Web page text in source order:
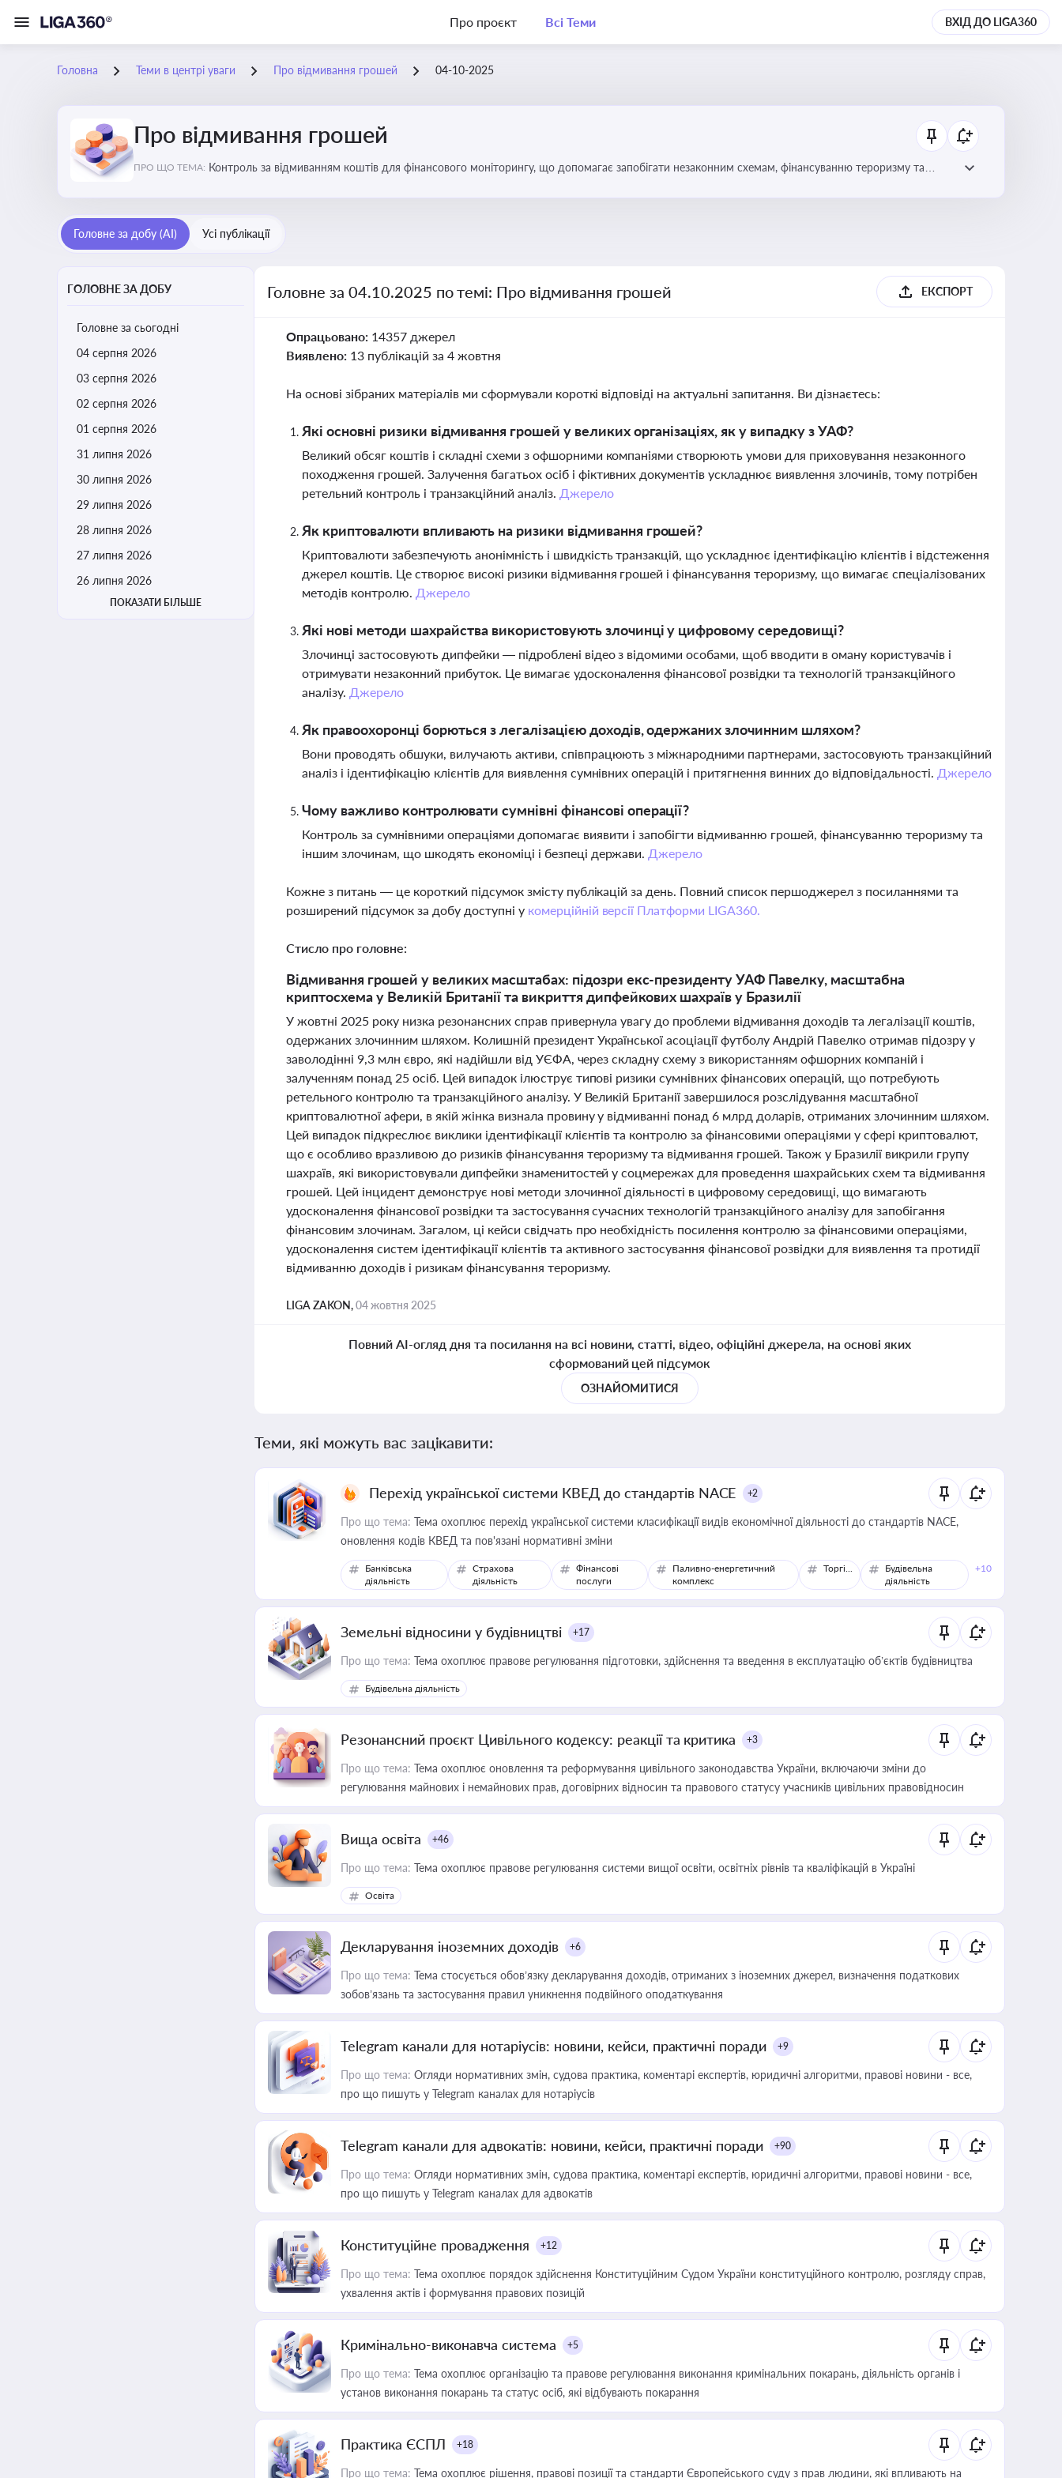
Про проєкт Всі Теми ВХІД ДО LIGA360
Головна Теми в центрі уваги Про відмивання грошей 04-10-2025
Про відмивання грошей
ПРО ЩО ТЕМА: Контроль за відмиванням коштів для фінансового моніторингу, що допомагає запобігати незаконним схемам, фінансуванню тероризму та
Головне за добу (AI) Усі публікації
ГОЛОВНЕ ЗА ДОБУ
Головне за сьогодні
04 серпня 2026
03 серпня 2026
02 серпня 2026
01 серпня 2026
31 липня 2026
30 липня 2026
29 липня 2026
28 липня 2026
27 липня 2026
26 липня 2026
ПОКАЗАТИ БІЛЬШЕ
Головне за 04.10.2025 по темі: Про відмивання грошей ЕКСПОРТ
Опрацьовано: 14357 джерел
Виявлено: 13 публікацій за 4 жовтня
На основі зібраних матеріалів ми сформували короткі відповіді на актуальні запитання. Ви дізнаєтесь:
Які основні ризики відмивання грошей у великих організаціях, як у випадку з УАФ?
Великий обсяг коштів і складні схеми з офшорними компаніями створюють умови для приховування незаконного
походження грошей. Залучення багатьох осіб і фіктивних документів ускладнює виявлення злочинів, тому потрібен
ретельний контроль і транзакційний аналіз. Джерело
Як криптовалюти впливають на ризики відмивання грошей?
Криптовалюти забезпечують анонімність і швидкість транзакцій, що ускладнює ідентифікацію клієнтів і відстеження
джерел коштів. Це створює високі ризики відмивання грошей і фінансування тероризму, що вимагає спеціалізованих
методів контролю. Джерело
Які нові методи шахрайства використовують злочинці у цифровому середовищі?
Злочинці застосовують дипфейки — підроблені відео з відомими особами, щоб вводити в оману користувачів і
отримувати незаконний прибуток. Це вимагає удосконалення фінансової розвідки та технологій транзакційного
аналізу. Джерело
Як правоохоронці борються з легалізацією доходів, одержаних злочинним шляхом?
Вони проводять обшуки, вилучають активи, співпрацюють з міжнародними партнерами, застосовують транзакційний
аналіз і ідентифікацію клієнтів для виявлення сумнівних операцій і притягнення винних до відповідальності. Джерело
Чому важливо контролювати сумнівні фінансові операції?
Контроль за сумнівними операціями допомагає виявити і запобігти відмиванню грошей, фінансуванню тероризму та
іншим злочинам, що шкодять економіці і безпеці держави. Джерело
Кожне з питань — це короткий підсумок змісту публікацій за день. Повний список першоджерел з посиланнями та
розширений підсумок за добу доступні у комерційній версії Платформи LIGA360.
Стисло про головне:
Відмивання грошей у великих масштабах: підозри екс-президенту УАФ Павелку, масштабна
криптосхема у Великій Британії та викриття дипфейкових шахраїв у Бразилії
У жовтні 2025 року низка резонансних справ привернула увагу до проблеми відмивання доходів та легалізації коштів,
одержаних злочинним шляхом. Колишній президент Української асоціації футболу Андрій Павелко отримав підозру у
заволодінні 9,3 млн євро, які надійшли від УЄФА, через складну схему з використанням офшорних компаній і
залученням понад 25 осіб. Цей випадок ілюструє типові ризики сумнівних фінансових операцій, що потребують
ретельного контролю та транзакційного аналізу. У Великій Британії завершилося розслідування масштабної
криптовалютної афери, в якій жінка визнала провину у відмиванні понад 6 млрд доларів, отриманих злочинним шляхом.
Цей випадок підкреслює виклики ідентифікації клієнтів та контролю за фінансовими операціями у сфері криптовалют,
що є особливо вразливою до ризиків фінансування тероризму та відмивання грошей. Також у Бразилії викрили групу
шахраїв, які використовували дипфейки знаменитостей у соцмережах для проведення шахрайських схем та відмивання
грошей. Цей інцидент демонструє нові методи злочинної діяльності в цифровому середовищі, що вимагають
удосконалення фінансової розвідки та застосування сучасних технологій транзакційного аналізу для запобігання
фінансовим злочинам. Загалом, ці кейси свідчать про необхідність посилення контролю за фінансовими операціями,
удосконалення систем ідентифікації клієнтів та активного застосування фінансової розвідки для виявлення та протидії
відмиванню доходів і ризикам фінансування тероризму.
LIGA ZAKON,04 жовтня 2025
Повний AI-огляд дня та посилання на всі новини, статті, відео, офіційні джерела, на основі яких
сформований цей підсумок
ОЗНАЙОМИТИСЯ
Теми, які можуть вас зацікавити:
Перехід української системи КВЕД до стандартів NACE +2
Про що тема: Тема охоплює перехід української системи класифікації видів економічної діяльності до стандартів NACE,
оновлення кодів КВЕД та пов'язані нормативні зміни
Банківська
діяльність
Страхова
діяльність
Фінансові
послуги
Паливно-енергетичний
комплекс
Торгівля
Будівельна
діяльність
+10
Земельні відносини у будівництві +17
Про що тема: Тема охоплює правове регулювання підготовки, здійснення та введення в експлуатацію об’єктів будівництва
Будівельна діяльність
Резонансний проєкт Цивільного кодексу: реакції та критика +3
Про що тема: Тема охоплює оновлення та реформування цивільного законодавства України, включаючи зміни до
регулювання майнових і немайнових прав, договірних відносин та правового статусу учасників цивільних правовідносин
Вища освіта +46
Про що тема: Тема охоплює правове регулювання системи вищої освіти, освітніх рівнів та кваліфікацій в Україні
Освіта
Декларування іноземних доходів +6
Про що тема: Тема стосується обов’язку декларування доходів, отриманих з іноземних джерел, визначення податкових
зобов’язань та застосування правил уникнення подвійного оподаткування
Telegram канали для нотаріусів: новини, кейси, практичні поради +9
Про що тема: Огляди нормативних змін, судова практика, коментарі експертів, юридичні алгоритми, правові новини - все,
про що пишуть у Telegram каналах для нотаріусів
Telegram канали для адвокатів: новини, кейси, практичні поради +90
Про що тема: Огляди нормативних змін, судова практика, коментарі експертів, юридичні алгоритми, правові новини - все,
про що пишуть у Telegram каналах для адвокатів
Конституційне провадження +12
Про що тема: Тема охоплює порядок здійснення Конституційним Судом України конституційного контролю, розгляду справ,
ухвалення актів і формування правових позицій
Кримінально-виконавча система +5
Про що тема: Тема охоплює організацію та правове регулювання виконання кримінальних покарань, діяльність органів і
установ виконання покарань та статус осіб, які відбувають покарання
Практика ЄСПЛ +18
Про що тема: Тема охоплює рішення, правові позиції та стандарти Європейського суду з прав людини, які впливають на